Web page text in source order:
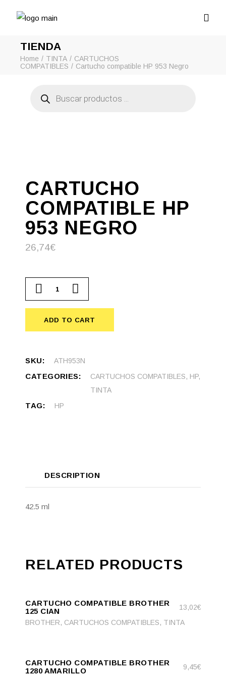
TIENDA
Home TINTA
CARTUCHOS
COMPATIBLES
Cartucho compatible HP 953 Negro
productos
CARTUCHO
COMPATIBLE HP
953 NEGRO
26,74€
Cartucho compatible HP 953 Negro quantity
ADD TO CART
SKU: ATH953N
CATEGORIES: CARTUCHOS COMPATIBLES, HP,
TINTA
TAG: HP
DESCRIPTION
42.5 ml
RELATED PRODUCTS
CART
CARTUCHO COMPATIBLE BROTHER
125 CIAN
13,02€
BROTHER, CARTUCHOS COMPATIBLES, TINTA
CART
CARTUCHO COMPATIBLE BROTHER
1280 AMARILLO
9,45€